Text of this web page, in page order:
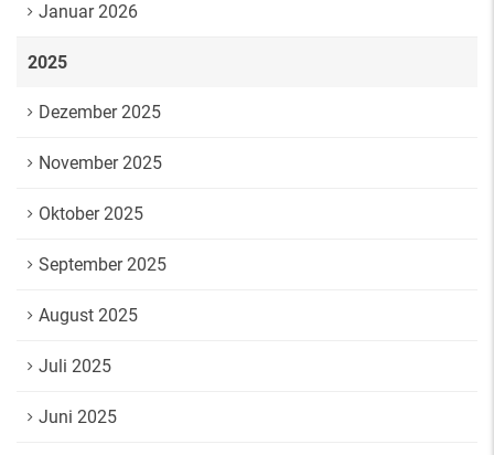
Januar 2026
2025
Dezember 2025
November 2025
Oktober 2025
September 2025
August 2025
Juli 2025
Juni 2025